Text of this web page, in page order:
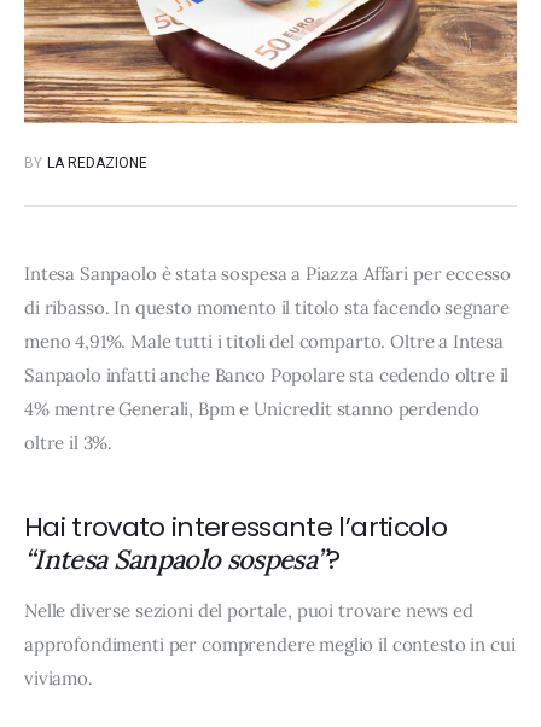
BY LA REDAZIONE
Intesa Sanpaolo è stata sospesa a Piazza Affari per eccesso
di ribasso. In questo momento il titolo sta facendo segnare
meno 4,91%. Male tutti i titoli del comparto. Oltre a Intesa
Sanpaolo infatti anche Banco Popolare sta cedendo oltre il
4% mentre Generali, Bpm e Unicredit stanno perdendo
oltre il 3%.
Hai trovato interessante l’articolo
“Intesa Sanpaolo sospesa”?
Nelle diverse sezioni del portale, puoi trovare news ed
approfondimenti per comprendere meglio il contesto in cui
viviamo.